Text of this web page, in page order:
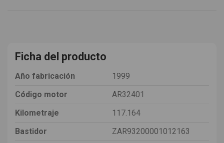
Ficha del producto
Año fabricación
1999
Código motor
AR32401
Kilometraje
117.164
Bastidor
ZAR93200001012163